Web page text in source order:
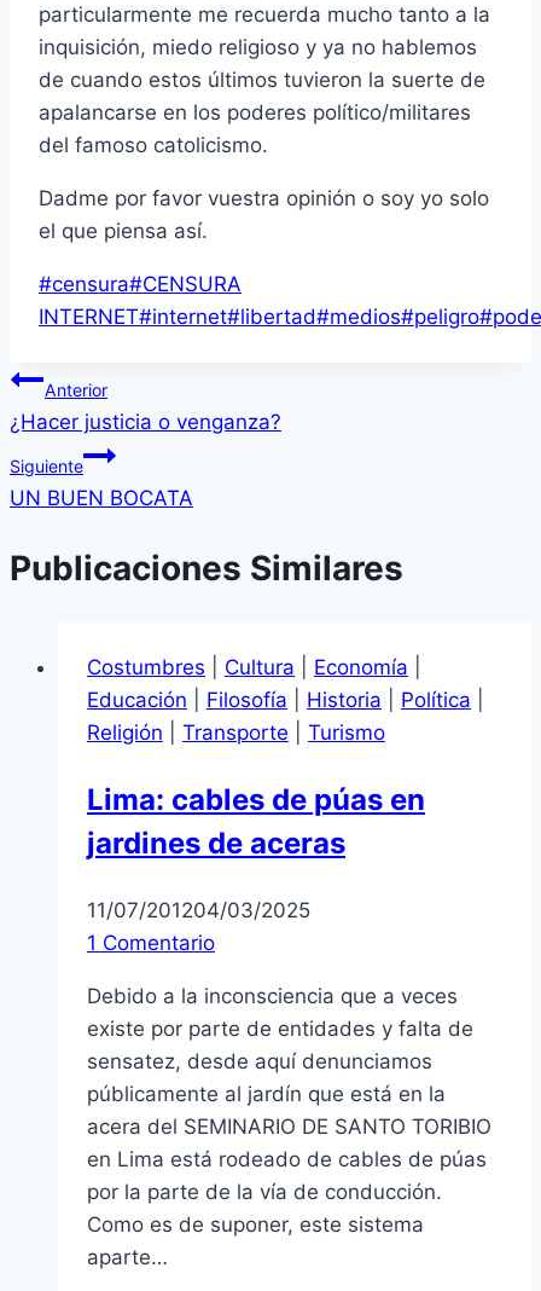
particularmente me recuerda mucho tanto a la
inquisición, miedo religioso y ya no hablemos
de cuando estos últimos tuvieron la suerte de
apalancarse en los poderes político/militares
del famoso catolicismo.
Dadme por favor vuestra opinión o soy yo solo
el que piensa así.
Etiquetas
de
entrada:
#censura#CENSURA
INTERNET#internet#libertad#medios#peligro#
Navegación
de
entradas
Anterior
¿Hacer justicia o venganza?
Siguiente
UN BUEN BOCATA
Publicaciones Similares
Costumbres Cultura Economía
Educación
Filosofía Historia Política
Religión
Transporte Turismo
Lima: cables de púas en
jardines de aceras
11/07/201204/03/2025
1 Comentario
Debido a la inconsciencia que a veces
existe por parte de entidades y falta de
sensatez, desde aquí denunciamos
públicamente al jardín que está en la
acera del SEMINARIO DE SANTO TORIBIO
en Lima está rodeado de cables de púas
por la parte de la vía de conducción.
Como es de suponer, este sistema
aparte…